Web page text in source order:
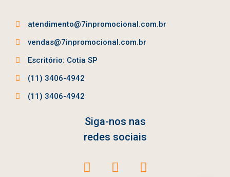
atendimento@7inpromocional.com.br
vendas@7inpromocional.com.br
Escritório: Cotia SP
(11) 3406-4942
(11) 3406-4942
Siga-nos nas
redes sociais